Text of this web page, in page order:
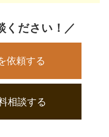
ください！／
依頼する
相談する